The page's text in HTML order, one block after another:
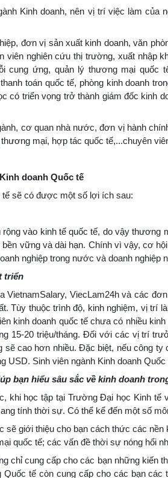
Kinh doanh, nên vị trí việc làm của
đơn vị sản xuất kinh doanh, văn
viên nghiên cứu thị trường, xuất nhập
cung ứng, quản lý thương mại
toán quốc tế, phòng kinh doanh
có triển vọng trở thành giám đốc kinh
cơ quan nhà nước, đơn vị hành
mại, hợp tác quốc tế,...chuyên
doanh Quốc tế
tế sẽ có được một số lợi ích sau:
vào kinh tế quốc tế, do vậy
bền vững và dài hạn. Chính vì vậy, cơ
nghiệp trong nước và doanh nghiệp
triển
VietnamSalary, ViecLam24h và các
Tùy thuộc trình độ, kinh nghiệm, vị trí
kinh doanh quốc tế chưa có nhiều
15-20 triệu/tháng. Đối với các vị trí
cao hơn nhiều. Đặc biệt, nếu công ty
USD. Sinh viên ngành Kinh doanh
bạn hiểu sâu sắc về kinh doanh
khi học tập tại Trường Đại học Kinh
tính thời sự. Có thể kể đến một số
sẽ giới thiệu cho bạn cách thức các
quốc tế; các vấn đề thời sự nóng hổi
chỉ cung cấp cho các bạn những kiến
tế còn cung cấp cho các bạn